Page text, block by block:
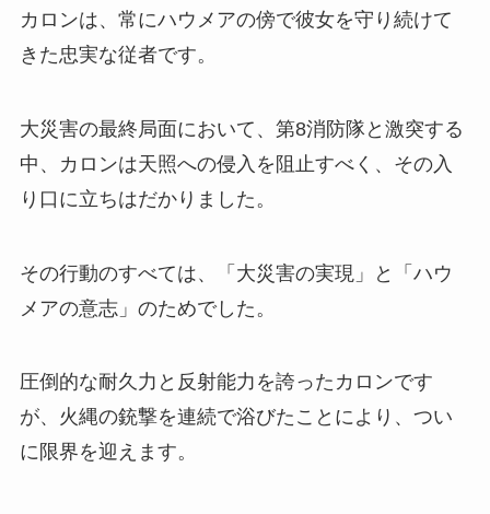
カロンは、常にハウメアの傍で彼女を守り続けて
きた忠実な従者です。
大災害の最終局面において、第8消防隊と激突する
中、カロンは天照への侵入を阻止すべく、その入
り口に立ちはだかりました。
その行動のすべては、「大災害の実現」と「ハウ
メアの意志」のためでした。
圧倒的な耐久力と反射能力を誇ったカロンです
が、火縄の銃撃を連続で浴びたことにより、つい
に限界を迎えます。